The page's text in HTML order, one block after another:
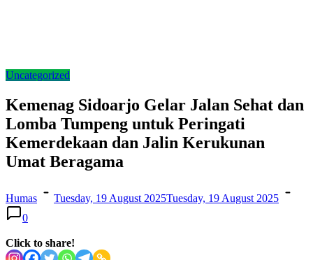
Uncategorized
Kemenag Sidoarjo Gelar Jalan Sehat dan
Lomba Tumpeng untuk Peringati
Kemerdekaan dan Jalin Kerukunan
Umat Beragama
Humas Tuesday, 19 August 2025Tuesday, 19 August 2025
0
Click to share!